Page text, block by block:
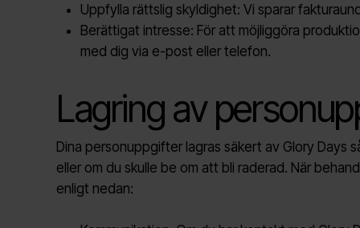
Uppfylla rättslig skyldighet: Vi sparar
Berättigat intresse: För att möjliggöra
med dig via e-post eller telefon.
Lagring av
Dina personuppgifter lagras säkert av Glory Days
eller om du skulle be om att bli raderad. När
enligt nedan: